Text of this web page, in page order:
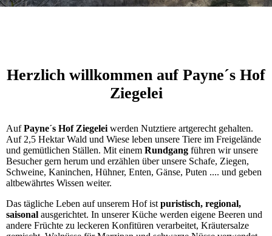
Herzlich willkommen auf Payne´s Hof
Ziegelei
AufPayne´s Hof Ziegelei werden Nutztiere artgerecht gehalten.
Auf 2,5 Hektar Wald und Wiese leben unsere Tiere im Freigelände
und gemütlichen Ställen. Mit einem Rundgang führen wir unsere
Besucher gern herum und erzählen über unsere Schafe, Ziegen,
Schweine, Kaninchen, Hühner, Enten, Gänse, Puten .... und geben
altbewährtes Wissen weiter.
Das tägliche Leben auf unserem Hof ist puristisch, regional,
saisonal ausgerichtet. In unserer Küche werden eigene Beeren und
andere Früchte zu leckeren Konfitüren verarbeitet, Kräutersalze